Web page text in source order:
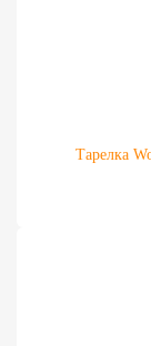
Тарелка